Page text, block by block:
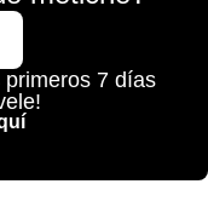
7 días